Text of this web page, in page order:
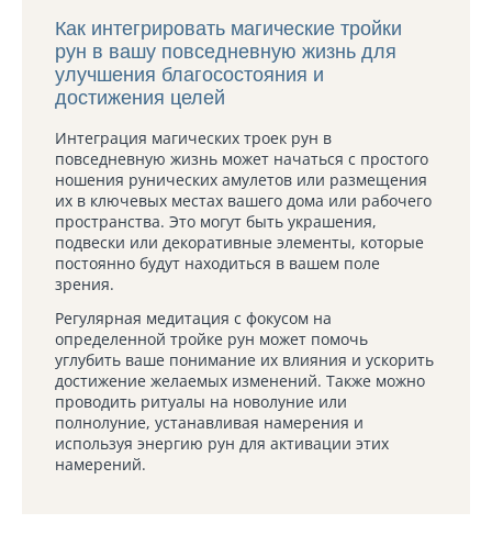
Как интегрировать магические тройки
рун в вашу повседневную жизнь для
улучшения благосостояния и
достижения целей
Интеграция магических троек рун в
повседневную жизнь может начаться с простого
ношения рунических амулетов или размещения
их в ключевых местах вашего дома или рабочего
пространства. Это могут быть украшения,
подвески или декоративные элементы, которые
постоянно будут находиться в вашем поле
зрения.
Регулярная медитация с фокусом на
определенной тройке рун может помочь
углубить ваше понимание их влияния и ускорить
достижение желаемых изменений. Также можно
проводить ритуалы на новолуние или
полнолуние, устанавливая намерения и
используя энергию рун для активации этих
намерений.